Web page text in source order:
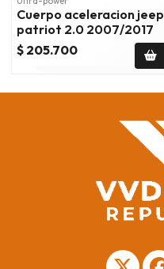
Cuerpo aceleracion jeep
patriot 2.0 2007/2017
$ 205.700